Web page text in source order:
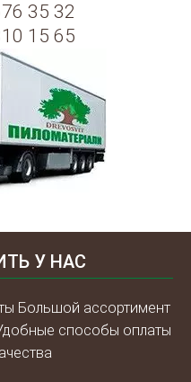
35 32
15 65
У НАС
Большой ассортимент
способы оплаты